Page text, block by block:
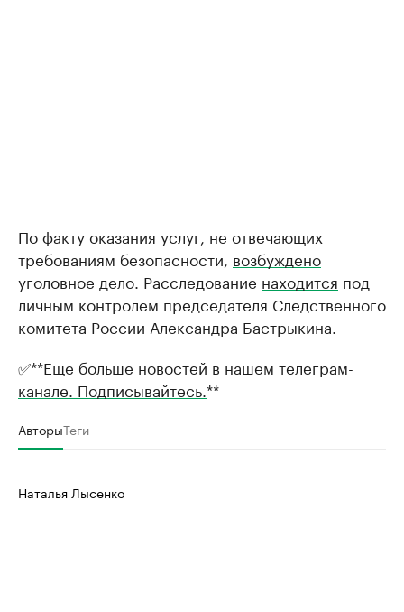
По факту оказания услуг, не отвечающих
требованиям безопасности, возбуждено
уголовное дело. Расследование находится под
личным контролем председателя Следственного
комитета России Александра Бастрыкина.
✅**Еще больше новостей в нашем телеграм-
канале. Подписывайтесь. **
АвторыТеги
Наталья Лысенко